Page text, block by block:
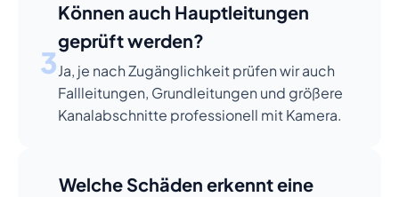
3
Können auch Hauptleitungen
geprüft werden?
Ja, je nach Zugänglichkeit prüfen wir auch
Fallleitungen, Grundleitungen und größere
Kanalabschnitte professionell mit Kamera.
Welche Schäden erkennt eine